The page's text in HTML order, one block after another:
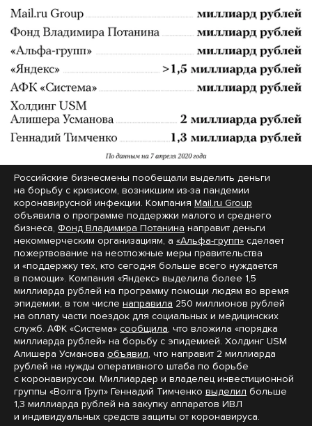
Российские бизнесмены пообещали выделить деньги
на борьбу с кризисом, возникшим из-за пандемии
коронавирусной инфекции. Компания Mail.ru Group
объявила о программе поддержки малого и среднего
бизнеса, Фонд Владимира Потанина направит деньги
некоммерческим организациям, а «Альфа-групп» сделает
пожертвование на неотложные меры правительства
и «поддержку тех, кто сегодня больше всего нуждается
в помощи». Компания «Яндекс» выделила более 1,5
миллиарда рублей на программу помощи людям во время
эпидемии, в том числе направила 250 миллионов рублей
на оплату части поездок для социальных и медицинских
служб. АФК «Система» сообщила, что вложила «порядка
миллиарда рублей» на борьбу с эпидемией. Холдинг USM
Алишера Усманова объявил, что направит 2 миллиарда
рублей на нужды оперативного штаба по борьбе
с коронавирусом. Миллиардер и владелец инвестиционной
группы «Волга Груп» Геннадий Тимченко выделил больше
1,3 миллиарда рублей на закупку аппаратов ИВЛ
и индивидуальных средств защиты от коронавируса.